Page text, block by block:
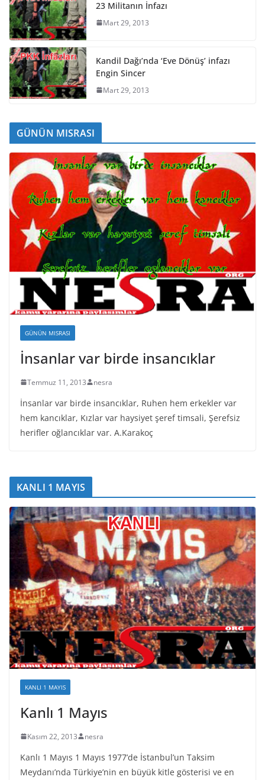
23 Militanın İnfazı
Mart 29, 2013
Kandil Dağı’nda ‘Eve Dönüş’ infazı
Engin Sincer
Mart 29, 2013
GÜNÜN MISRASI
GÜNÜN MISRASI
İnsanlar var birde insancıklar
Temmuz 11, 2013 nesra
İnsanlar var birde insancıklar, Ruhen hem erkekler var
hem kancıklar, Kızlar var haysiyet şeref timsali, Şerefsiz
herifler oğlancıklar var. A.Karakoç
KANLI 1 MAYIS
KANLI 1 MAYIS
Kanlı 1 Mayıs
Kasım 22, 2013 nesra
Kanlı 1 Mayıs 1 Mayıs 1977’de İstanbul’un Taksim
Meydanı’nda Türkiye’nin en büyük kitle gösterisi ve en